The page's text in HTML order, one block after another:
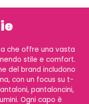
che offre una vasta
stile e comfort.
del brand includono
con un focus su t-
pantaloncini,
Ogni capo è